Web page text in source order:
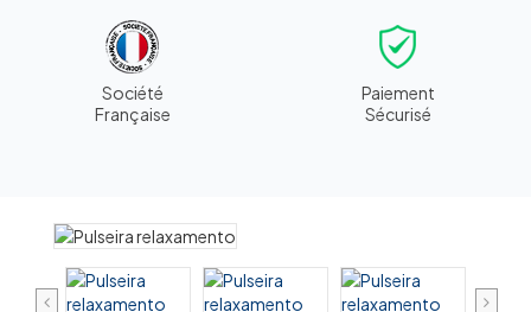
Société
Française
Paiement
Sécurisé